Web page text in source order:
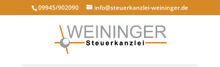
09945/902090 info@steuerkanzlei-weininger.de